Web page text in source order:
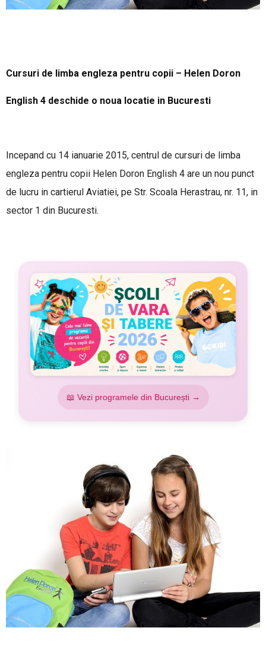
Cursuri de limba engleza pentru copii – Helen Doron
English 4 deschide o noua locatie in Bucuresti
Incepand cu 14 ianuarie 2015, centrul de cursuri de limba
engleza pentru copii Helen Doron English 4 are un nou punct
de lucru in cartierul Aviatiei, pe Str. Scoala Herastrau, nr. 11, in
sector 1 din Bucuresti.
📖 Vezi programele din București →